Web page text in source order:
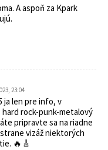
A aspoň za Kpark
23:04
ja len pre info, v
rock-punk-metalový
pripravte sa na riadne
vizáž niektorých
🔥🎸